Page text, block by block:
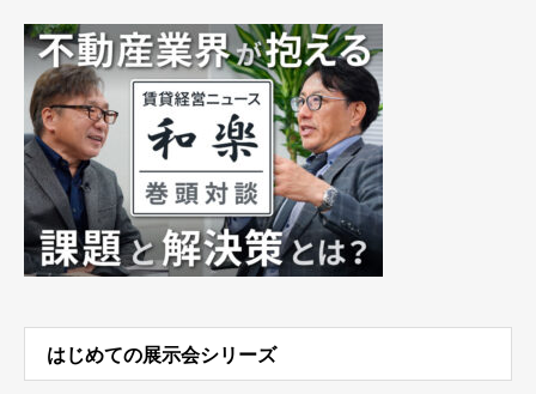
はじめての展示会シリーズ